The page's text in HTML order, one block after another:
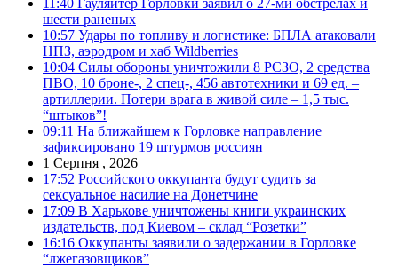
шести раненых
10:57 Удары по топливу и логистике: БПЛА атаковали
НПЗ, аэродром и хаб Wildberries
10:04 Силы обороны уничтожили 8 РСЗО, 2 средства
ПВО, 10 броне-, 2 спец-, 456 автотехники и 69 ед. –
артиллерии. Потери врага в живой силе – 1,5 тыс.
“штыков”!
09:11 На ближайшем к Горловке направление
зафиксировано 19 штурмов россиян
1 Серпня , 2026
17:52 Российского оккупанта будут судить за
сексуальное насилие на Донетчине
17:09 В Харькове уничтожены книги украинских
издательств, под Киевом – склад “Розетки”
16:16 Оккупанты заявили о задержании в Горловке
“лжегазовщиков”